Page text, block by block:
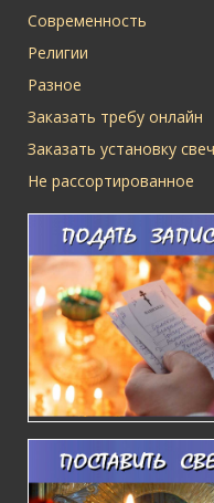
Современность
Религии
Разное
Заказать требу онлайн
Заказать установку
Не рассортированное